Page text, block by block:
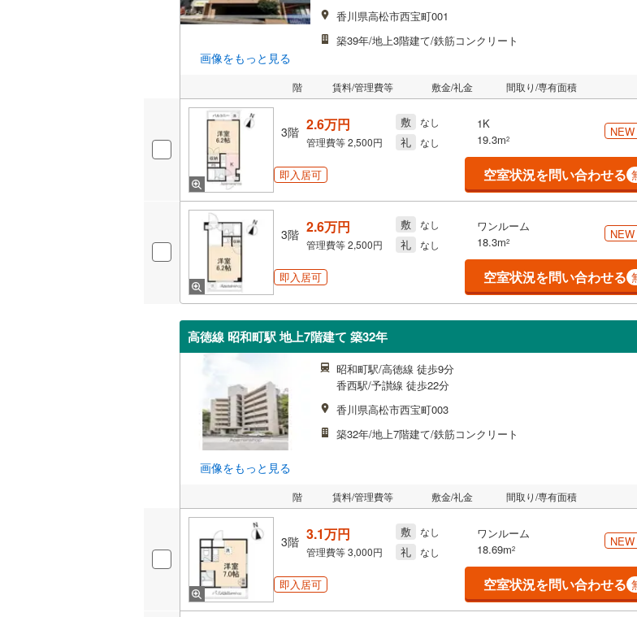
画像をもっと見る
香川県高松市西宝町001
築39年/地上3階建て/鉄筋コンクリート
階 賃料/管理費等 敷金/礼金 間取り/専有面積
3階 2.6万円
管理費等2,500円
敷 なし
礼 なし
1K
19.3m2
NEW
即入居可 空室状況を問い合わせる
3階 2.6万円
管理費等2,500円
敷 なし
礼 なし
ワンルーム
18.3m2
NEW
即入居可 空室状況を問い合わせる
高徳線 昭和町駅 地上7階建て 築32年
画像をもっと見る
昭和町駅/高徳線 徒歩9分
香西駅/予讃線 徒歩22分
香川県高松市西宝町003
築32年/地上7階建て/鉄筋コンクリート
階 賃料/管理費等 敷金/礼金 間取り/専有面積
3階 3.1万円
管理費等3,000円
敷 なし
礼 なし
ワンルーム
18.69m2
NEW
即入居可 空室状況を問い合わせる